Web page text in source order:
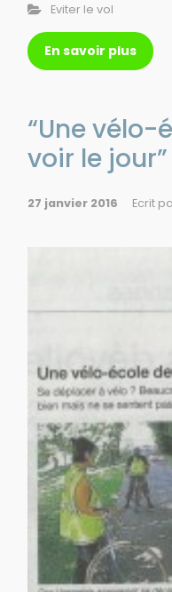
Eviter le vol
En savoir plus
“Une
voir le
27 janvier 2016 Ecrit